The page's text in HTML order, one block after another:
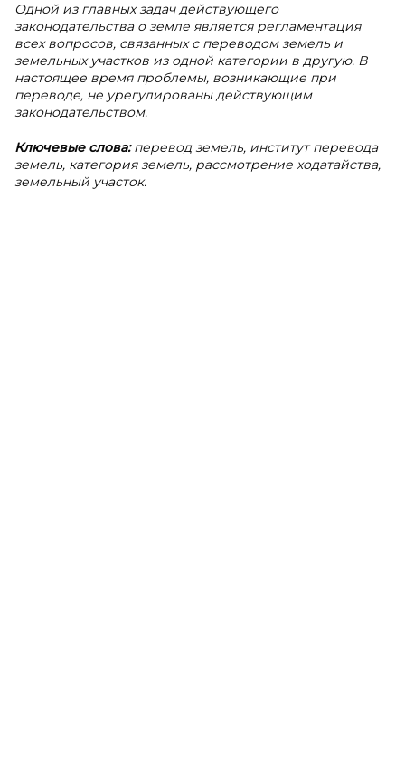
Одной из главных задач действующего
законодательства о земле является регламентация
всех вопросов, связанных с переводом земель и
земельных участков из одной категории в другую. В
настоящее время проблемы, возникающие при
переводе, не урегулированы действующим
законодательством.
Ключевые слова:перевод земель, институт перевода
земель, категория земель, рассмотрение ходатайства,
земельный участок.